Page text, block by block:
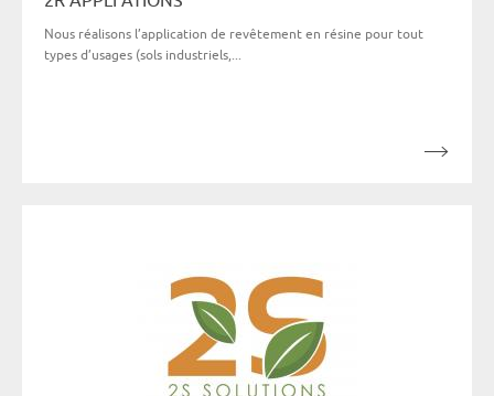
Nous réalisons l’application de revêtement en résine pour tout
types d’usages (sols industriels,...